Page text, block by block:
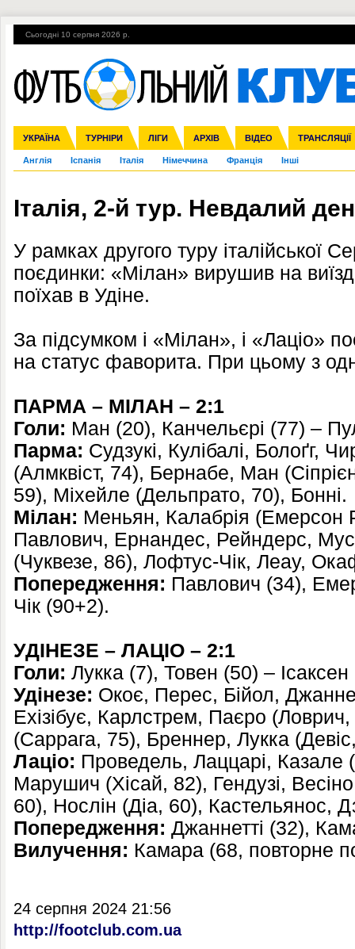
Сьогодні 10 серпня 2026 р.
УКРАЇНА ТУРНІРИ ЛІГИ АРХІВ ВІДЕО ТРАНСЛЯЦІЇ
Збірна Прем'єр-ліга Перша ліга Друга ліга Кубок України
Ліга чемпіонів Ліга Європи Міжнародні Ліга націй Ліга
Англія Іспанія Італія Німеччина Франція Інші
ЧС-2014 ЄВРО-2016 Росія Кубок конфедерацій ЧЄ-2015 (U-
Гарячі теми УПЛ, 2-й тур ВІЙНА УПЛ-ПЕРЕХОДИ
Італія, 2-й тур. Невдалий
У рамках другого туру італійської
поєдинки: «Мілан» вирушив на
поїхав в Удіне.
За підсумком і «Мілан», і «Лаціо»
на статус фаворита. При цьому з
ПАРМА – МІЛАН – 2:1
Голи: Ман (20), Канчельєрі (77) –
Парма: Судзукі, Кулібалі, Болоґг,
(Алмквіст, 74), Бернабе, Ман
59), Міхейле (Дельпрато, 70), Бонні.
Мілан: Меньян, Калабрія (Емерсон
Павлович, Ернандес, Рейндерс,
(Чуквезе, 86), Лофтус-Чік, Леау,
Попередження: Павлович (34),
Чік (90+2).
УДІНЕЗЕ – ЛАЦІО – 2:1
Голи: Лукка (7), Товен (50) –
Удінезе: Окоє, Перес, Бійол,
Ехізібує, Карлстрем, Паєро
(Саррага, 75), Бреннер, Лукка
Лаціо: Проведель, Лаццарі, Казале
Марушич (Хісай, 82), Гендузі,
60), Нослін (Діа, 60), Кастельянос,
Попередження: Джаннетті (32),
Вилучення: Камара (68, повторне
24 серпня 2024 21:56
http://footclub.com.ua